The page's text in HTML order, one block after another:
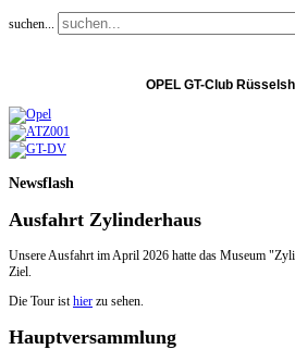
suchen...
OPEL GT-Club
Newsflash
Ausfahrt Zylinderhaus
Unsere Ausfahrt im April 2026 hatte das Museum
Ziel.
Die Tour isthier zu sehen.
Hauptversammlung